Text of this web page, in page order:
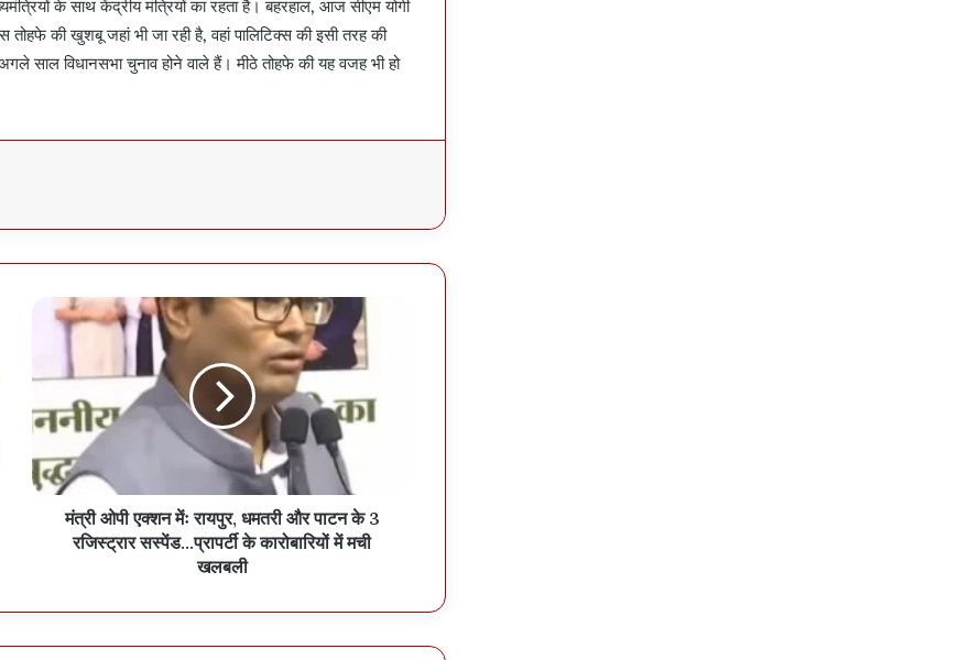
के साथ केंद्रीय मंत्रियों का रहता है। बहरहाल, आज सीएम योगी
की खुशबू जहां भी जा रही है, वहां पालिटिक्स की इसी तरह की
अगले साल विधानसभा चुनाव होने वाले हैं। मीठे तोहफे की यह वजह भी हो
मंत्री ओपी एक्शन मेंः रायपुर, धमतरी और पाटन के 3
रजिस्ट्रार सस्पेंड...प्रापर्टी के कारोबारियों में मची
खलबली